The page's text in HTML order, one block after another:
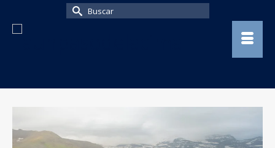
Buscar